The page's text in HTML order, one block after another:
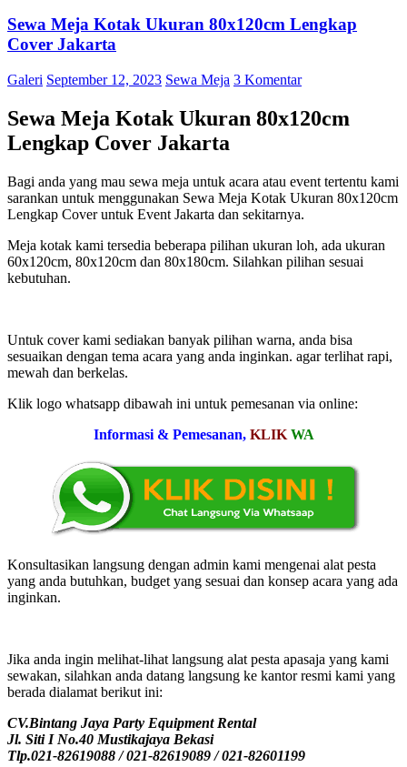
Sewa Meja Kotak Ukuran 80x120cm Lengkap
Cover Jakarta
Galeri September 12, 2023 Sewa Meja 3 Komentar
Sewa Meja Kotak Ukuran 80x120cm
Lengkap Cover Jakarta
Bagi anda yang mau sewa meja untuk acara atau event tertentu kami
sarankan untuk menggunakan Sewa Meja Kotak Ukuran 80x120cm
Lengkap Cover untuk Event Jakarta dan sekitarnya.
Meja kotak kami tersedia beberapa pilihan ukuran loh, ada ukuran
60x120cm, 80x120cm dan 80x180cm. Silahkan pilihan sesuai
kebutuhan.
Untuk cover kami sediakan banyak pilihan warna, anda bisa
sesuaikan dengan tema acara yang anda inginkan. agar terlihat rapi,
mewah dan berkelas.
Klik logo whatsapp dibawah ini untuk pemesanan via online:
Informasi & Pemesanan, KLIK WA
Konsultasikan langsung dengan admin kami mengenai alat pesta
yang anda butuhkan, budget yang sesuai dan konsep acara yang ada
inginkan.
Jika anda ingin melihat-lihat langsung alat pesta apasaja yang kami
sewakan, silahkan anda datang langsung ke kantor resmi kami yang
berada dialamat berikut ini:
CV.Bintang Jaya Party Equipment Rental
Jl. Siti I No.40 Mustikajaya Bekasi
Tlp.021-82619088 / 021-82619089 / 021-82601199